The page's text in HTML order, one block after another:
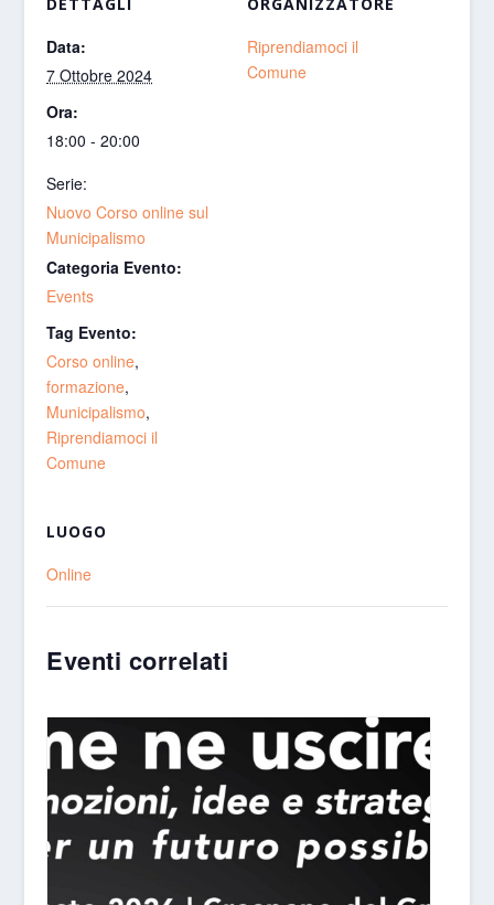
Data:
7 Ottobre 2024
Ora:
18:00 - 20:00
Serie:
Nuovo Corso online sul
Municipalismo
Categoria Evento:
Events
Tag Evento:
Corso online,
formazione,
Municipalismo,
Riprendiamoci il
Comune
Riprendiamoci il
Comune
LUOGO
Online
Eventi correlati